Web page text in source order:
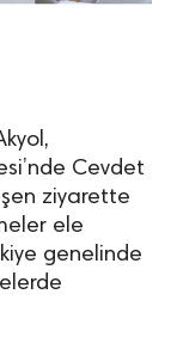
Cevdet
ziyarette
ele
genelinde